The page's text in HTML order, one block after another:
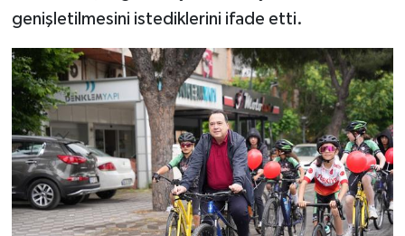
genişletilmesini istediklerini ifade etti.